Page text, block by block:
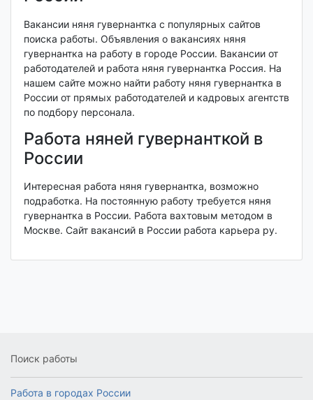
Вакансии няня гувернантка с популярных сайтов
поиска работы. Объявления о вакансиях няня
гувернантка на работу в городе России. Вакансии от
работодателей и работа няня гувернантка Россия. На
нашем сайте можно найти работу няня гувернантка в
России от прямых работодателей и кадровых агентств
по подбору персонала.
Работа няней гувернанткой в
России
Интересная работа няня гувернантка, возможно
подработка. На постоянную работу требуется няня
гувернантка в России. Работа вахтовым методом в
Москве. Сайт вакансий в России работа карьера ру.
Поиск работы
Работа в городах России